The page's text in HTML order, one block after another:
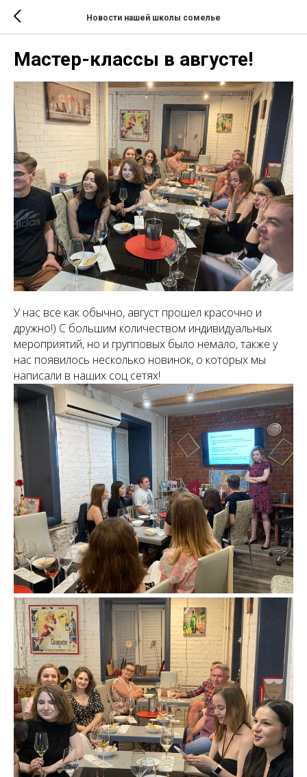
Новости нашей школы сомелье
Мастер-классы в августе!
У нас все как обычно, август прошел красочно и
дружно!) С большим количеством индивидуальных
мероприятий, но и групповых было немало, также у
нас появилось несколько новинок, о которых мы
написали в наших соц сетях!